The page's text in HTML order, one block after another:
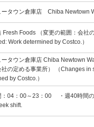
ータウン倉庫店 Chiba
Fresh Foods （変更の範囲：会社
Work determined by Costco.）
ータウン倉庫店 Chiba Newtown
社の定める事業所） （Changes
by Costco.）
：04：00～23：00 ・週40時間
shift.